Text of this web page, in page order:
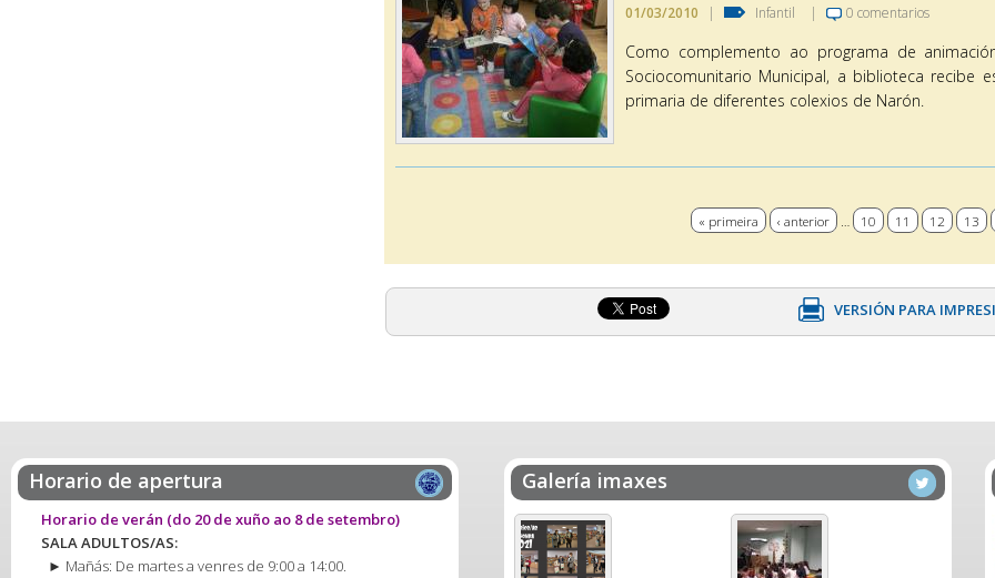
01/03/2010 | Infantil | 0 comentarios
Como complemento ao programa de
Sociocomunitario Municipal, a biblioteca recibe
primaria de diferentes colexios de Narón.
« primeira ‹ anterior 10 11 12 13
VERSIÓN PARA
Horario de apertura
Horario de verán (do 20 de xuño ao 8 de setembro)
SALA ADULTOS/AS:
► Mañás: De martes a venres de 9:00 a 14:00.
Galería imaxes